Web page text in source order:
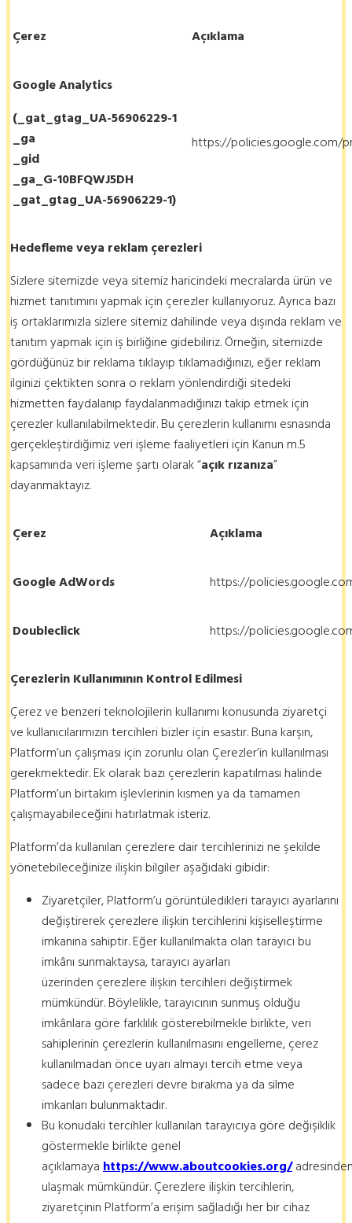
Çerez Açıklama
Google Analytics
(_gat_gtag_UA-56906229-1
_ga
_gid
_ga_G-10BFQWJ5DH
_gat_gtag_UA-56906229-1)
https://policies.google.com/
Hedefleme veya reklam çerezleri
Sizlere sitemizde veya sitemiz haricindeki mecralarda ürün ve
hizmet tanıtımını yapmak için çerezler kullanıyoruz. Ayrıca bazı
iş ortaklarımızla sizlere sitemiz dahilinde veya dışında reklam ve
tanıtım yapmak için iş birliğine gidebiliriz. Örneğin, sitemizde
gördüğünüz bir reklama tıklayıp tıklamadığınızı, eğer reklam
ilginizi çektikten sonra o reklam yönlendirdiği sitedeki
hizmetten faydalanıp faydalanmadığınızı takip etmek için
çerezler kullanılabilmektedir. Bu çerezlerin kullanımı esnasında
gerçekleştirdiğimiz veri işleme faaliyetleri için Kanun m.5
kapsamında veri işleme şartı olarak “açık rızanıza”
dayanmaktayız.
Çerez Açıklama
Google AdWords https://
Doubleclick https://
Çerezlerin Kullanımının Kontrol Edilmesi
Çerez ve benzeri teknolojilerin kullanımı konusunda ziyaretçi
ve kullanıcılarımızın tercihleri bizler için esastır. Buna karşın,
Platform’un çalışması için zorunlu olan Çerezler’in kullanılması
gerekmektedir. Ek olarak bazı çerezlerin kapatılması halinde
Platform’un birtakım işlevlerinin kısmen ya da tamamen
çalışmayabileceğini hatırlatmak isteriz.
Platform’da kullanılan çerezlere dair tercihlerinizi ne şekilde
yönetebileceğinize ilişkin bilgiler aşağıdaki gibidir:
Ziyaretçiler, Platform’u görüntüledikleri tarayıcı ayarlarını
değiştirerek çerezlere ilişkin tercihlerini kişiselleştirme
imkanına sahiptir. Eğer kullanılmakta olan tarayıcı bu
imkânı sunmaktaysa, tarayıcı ayarları
üzerinden çerezlere ilişkin tercihleri değiştirmek
mümkündür. Böylelikle, tarayıcının sunmuş olduğu
imkânlara göre farklılık gösterebilmekle birlikte, veri
sahiplerinin çerezlerin kullanılmasını engelleme, çerez
kullanılmadan önce uyarı almayı tercih etme veya
sadece bazı çerezleri devre bırakma ya da silme
imkanları bulunmaktadır.
Bu konudaki tercihler kullanılan tarayıcıya göre değişiklik
göstermekle birlikte genel
açıklamayahttps://www.aboutcookies.org/
ulaşmak mümkündür. Çerezlere ilişkin tercihlerin,
ziyaretçinin Platform’a erişim sağladığı her bir cihaz